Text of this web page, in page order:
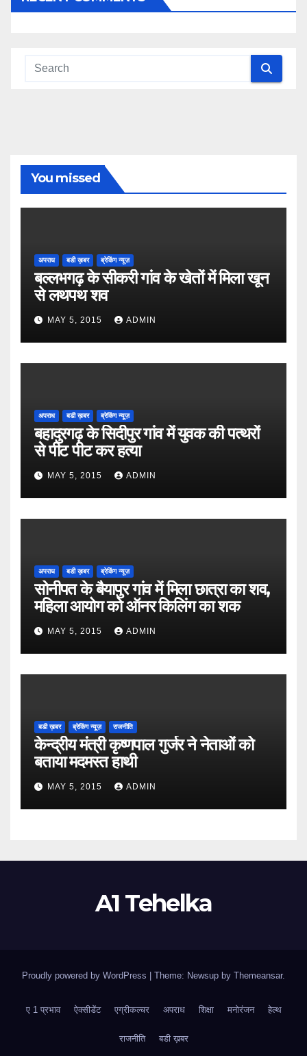
You missed
अपराध बडी ख़बर ब्रेकिंग न्यूज़
बल्लभगढ़ के सीकरी गांव के खेतों में मिला खून
से लथपथ शव
MAY 5, 2015 ADMIN
अपराध बडी ख़बर ब्रेकिंग न्यूज़
बहादुरगढ़ के सिदीपुर गांव में युवक की पत्थरों
से पीट पीट कर हत्या
MAY 5, 2015 ADMIN
अपराध बडी ख़बर ब्रेकिंग न्यूज़
सोनीपत के बैयापुर गांव में मिला छात्रा का शव,
महिला आयोग को ऑनर किलिंग का शक
MAY 5, 2015 ADMIN
बडी ख़बर ब्रेकिंग न्यूज़ राजनीति
केन्द्रीय मंत्री कृष्णपाल गुर्जर ने नेताओं को
बताया मदमस्त हाथी
MAY 5, 2015 ADMIN
A1 Tehelka
Proudly powered by WordPress Theme: Newsup by Themeansar.
ए 1 प्रभाव ऐक्सीडेंट एग्रीकल्चर अपराध शिक्षा मनोरंजन हेल्थ
राजनीति बडी ख़बर